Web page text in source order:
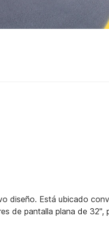
diseño. Está ubicado
de pantalla plana de 32",